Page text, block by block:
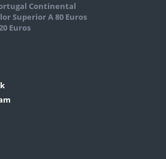
Continental
Superior A 80 Euros
Euros